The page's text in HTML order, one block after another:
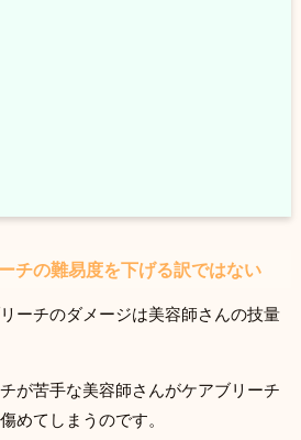
チの難易度を下げる訳ではない
ーチのダメージは美容師さんの技量
が苦手な美容師さんがケアブリーチ
めてしまうのです。